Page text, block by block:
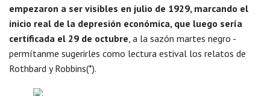
empezaron a ser visibles en julio de 1929, marcando el
inicio real de la depresión económica, que luego sería
certificada el 29 de octubre, a la sazón martes negro -
permítanme sugerirles como lectura estival los relatos de
Rothbard y Robbins(*).